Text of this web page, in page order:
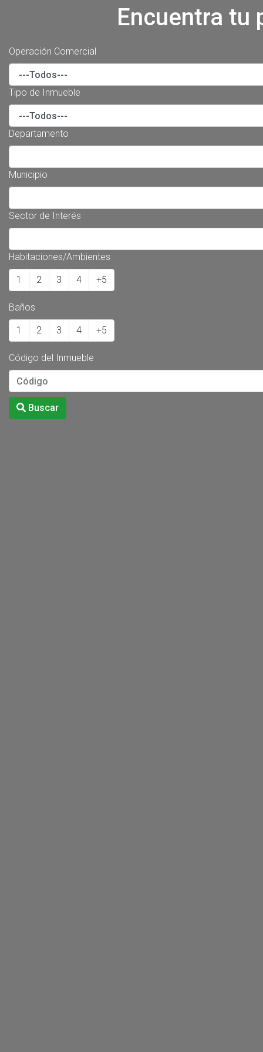
Encuentra tu
Operación Comercial
Tipo de Inmueble
Departamento
Municipio
Sector de Interés
Habitaciones/Ambientes
1 2 3 4 +5
Baños
1 2 3 4 +5
Código del Inmueble
Buscar